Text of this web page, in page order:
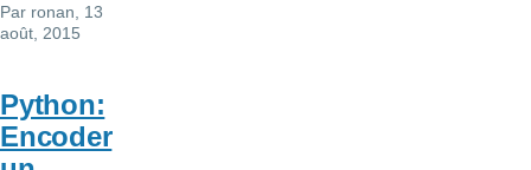
Par ronan , 13
août, 2015
Python:
Encoder